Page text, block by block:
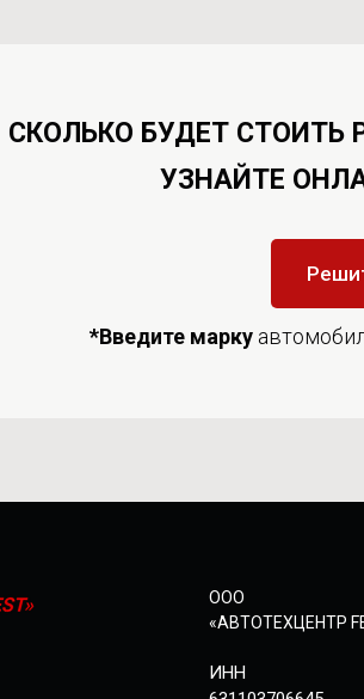
СКОЛЬКО БУДЕТ СТОИТЬ
УЗНАЙТЕ
*Введите марку
ООО
«АВТОТЕХЦЕНТР
ИНН